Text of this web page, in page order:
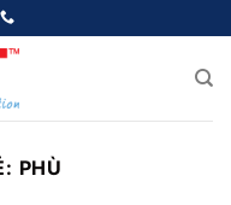
PHÙ